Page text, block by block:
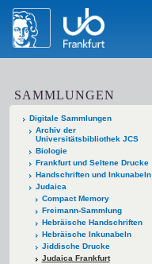
SAMMLUNGEN
Digitale Sammlungen
Archiv der
Universitätsbibliothek JCS
Biologie
Frankfurt und Seltene Drucke
Handschriften und Inkunabeln
Judaica
Compact Memory
Freimann-Sammlung
Hebräische Handschriften
Hebräische Inkunabeln
Jiddische Drucke
Judaica Frankfurt